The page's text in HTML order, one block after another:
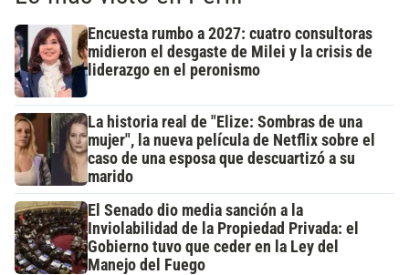
Encuesta rumbo a 2027: cuatro consultoras
midieron el desgaste de Milei y la crisis de
liderazgo en el peronismo
La historia real de "Elize: Sombras de una
mujer", la nueva película de Netflix sobre el
caso de una esposa que descuartizó a su
marido
El Senado dio media sanción a la
Inviolabilidad de la Propiedad Privada: el
Gobierno tuvo que ceder en la Ley del
Manejo del Fuego